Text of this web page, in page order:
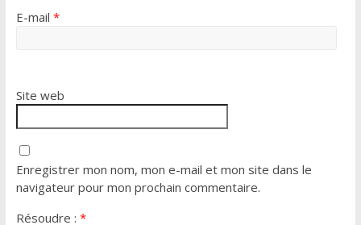
E-mail *
Site web
Enregistrer mon nom, mon e-mail et mon site dans le
navigateur pour mon prochain commentaire.
Résoudre : *